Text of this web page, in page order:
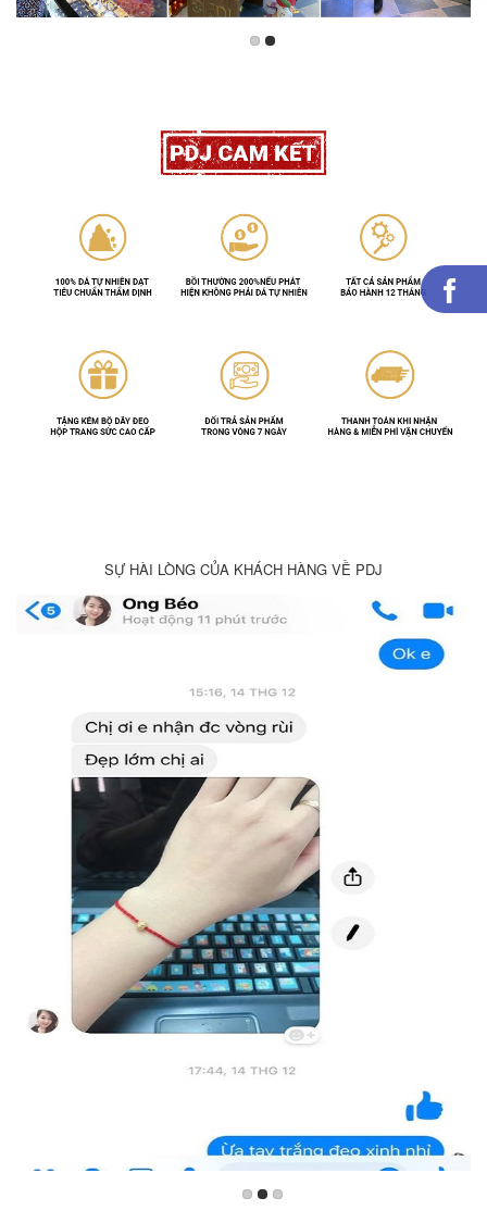
SỰ HÀI LÒNG CỦA KHÁCH HÀNG VỀ PDJ